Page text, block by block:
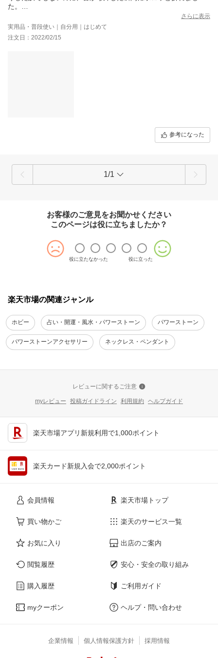
た。
パワーストーンを信じるならば自分の厄を肩代わりしてくれた？
とか考える所でしょうが、生憎私はファッションとして身に着け
ていましたし、それにしたって3ヶ月で割れるとはびっくりです。
とはいえお安いので、文句も言いにくい…
さらに表示
実用品・普段使い｜自分用｜はじめて
注文日：2022/02/15
参考になった
1/1
お客様のご意見をお聞かせください
このページは役に立ちましたか？
役に立たなかった 役に立った
楽天市場の関連ジャンル
ホビー 占い・開運・風水・パワーストーン パワーストーン
パワーストーンアクセサリー ネックレス・ペンダント
レビューに関するご注意
myレビュー 投稿ガイドライン 利用規約 ヘルプガイド
楽天市場アプリ新規利用で1,000ポイント
楽天カード新規入会で2,000ポイント
会員情報
買い物かご
お気に入り
閲覧履歴
購入履歴
myクーポン
楽天市場トップ
楽天のサービス一覧
出店のご案内
安心・安全の取り組み
ご利用ガイド
ヘルプ・問い合わせ
企業情報 個人情報保護方針 採用情報